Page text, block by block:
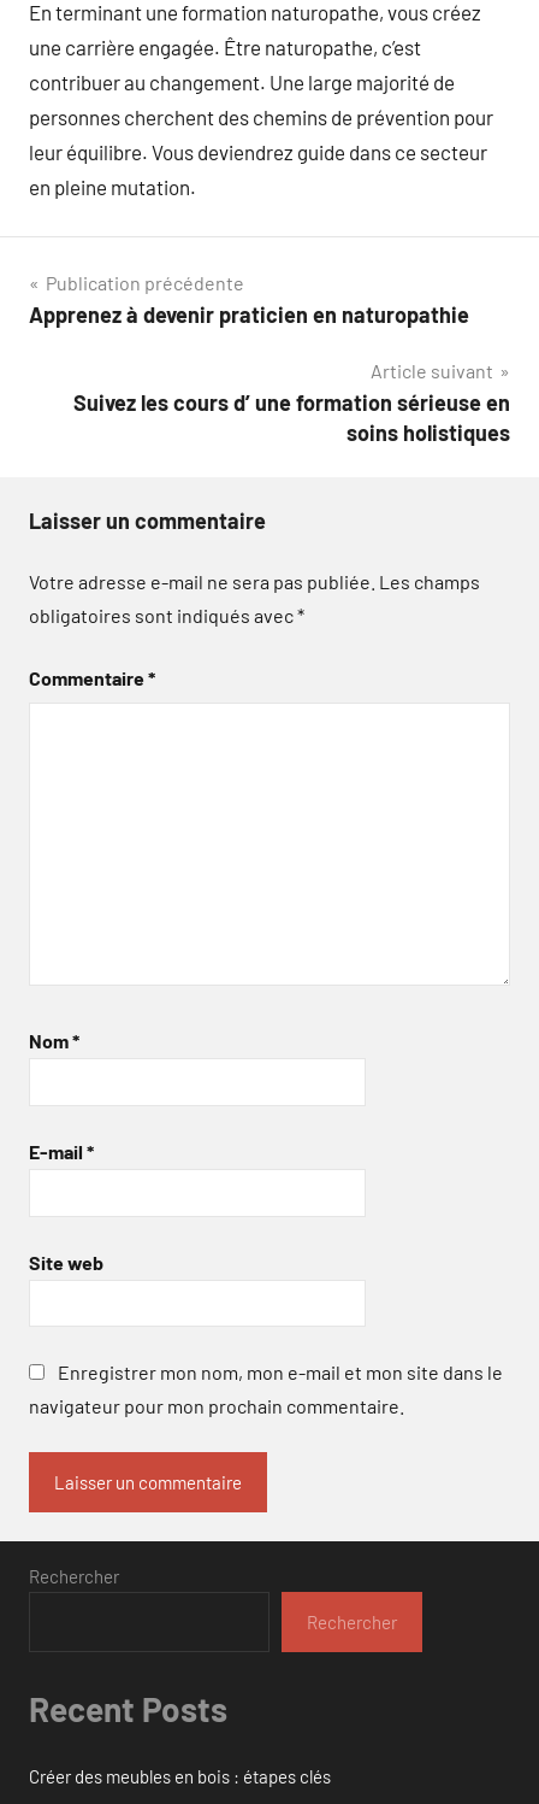
En terminant une formation naturopathe, vous créez
une carrière engagée. Être naturopathe, c’est
contribuer au changement. Une large majorité de
personnes cherchent des chemins de prévention pour
leur équilibre. Vous deviendrez guide dans ce secteur
en pleine mutation.
Navigation
de
Publication précédente
Apprenez à devenir praticien en naturopathie
Article suivant
Suivez les cours d’ une formation sérieuse en
soins holistiques
Laisser un commentaire
Votre adresse e-mail ne sera pas publiée. Les champs
obligatoires sont indiqués avec*
Commentaire*
Nom*
E-mail *
Site web
Enregistrer mon nom, mon e-mail et mon site dans le
navigateur pour mon prochain commentaire.
Rechercher
Rechercher
Recent Posts
Créer des meubles en bois : étapes clés